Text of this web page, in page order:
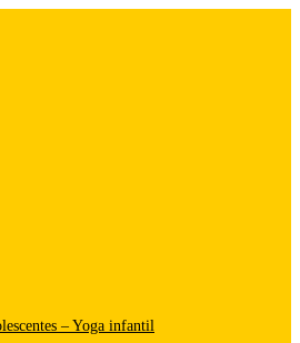
– Yoga infantil